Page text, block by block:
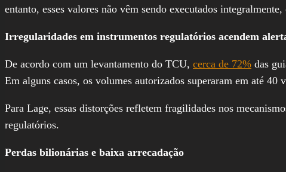
entanto, esses valores não vêm sendo executados
Irregularidades em instrumentos regulatórios acendem
De acordo com um levantamento do TCU, cerca de 72% das
Em alguns casos, os volumes autorizados superaram em até 40
Para Lage, essas distorções refletem fragilidades nos
regulatórios.
Perdas bilionárias e baixa arrecadação